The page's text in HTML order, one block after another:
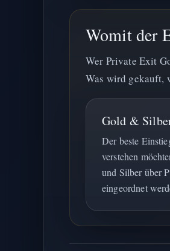
Womit der
Wer Private Exit
Was wird gekauft,
Gold &
Der beste
verstehen
und Silber über
eingeordnet